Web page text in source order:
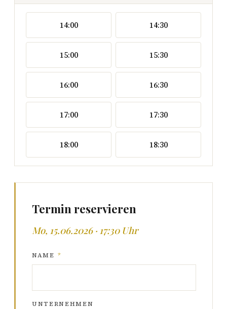
14:00 14:30
15:00 15:30
16:00 16:30
17:00 17:30
18:00 18:30
Termin reservieren
Mo, 15.06.2026 · 17:30 Uhr
NAME *
UNTERNEHMEN